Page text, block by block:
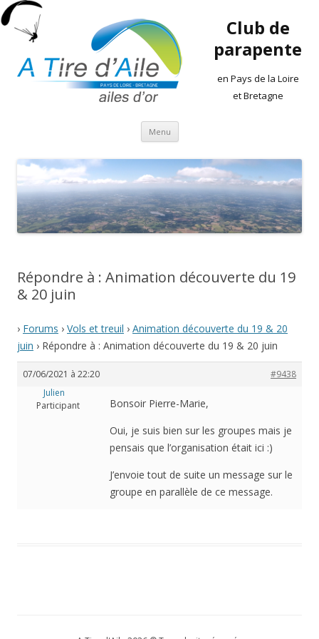
Club de
parapente
en Pays de la Loire
et Bretagne
Menu Aller
contenu
Répondre à : Animation découverte du 19
& 20 juin
› Forums › Vols et treuil › Animation découverte du 19 & 20
juin › Répondre à : Animation découverte du 19 & 20 juin
07/06/2021 à 22:20
#9438
Julien
Participant
Bonsoir Pierre-Marie,
Oui, je suis bien sur les groupes mais je
pensais que l’organisation était ici :)
J’envoie tout de suite un message sur le
groupe en parallèle de ce message.